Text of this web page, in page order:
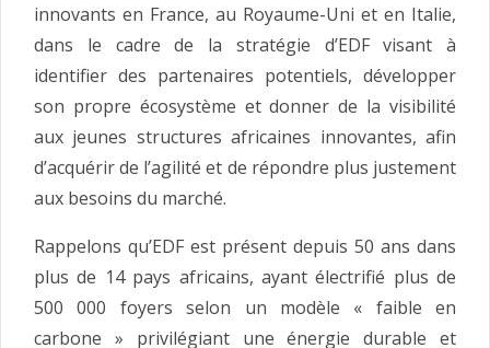
innovants en France, au Royaume-Uni et en Italie,
dans le cadre de la stratégie d’EDF visant à
identifier des partenaires potentiels, développer
son propre écosystème et donner de la visibilité
aux jeunes structures africaines innovantes, afin
d’acquérir de l’agilité et de répondre plus justement
aux besoins du marché.
Rappelons qu’EDF est présent depuis 50 ans dans
plus de 14 pays africains, ayant électrifié plus de
500 000 foyers selon un modèle « faible en
carbone » privilégiant une énergie durable et